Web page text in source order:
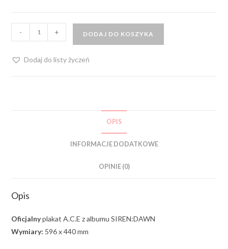
- + DODAJ DO KOSZYKA
Dodaj do listy życzeń
OPIS
INFORMACJE DODATKOWE
OPINIE (0)
Opis
Oficjalnyplakat A.C.E z albumu SIREN:DAWN
Wymiary: 596 x 440 mm